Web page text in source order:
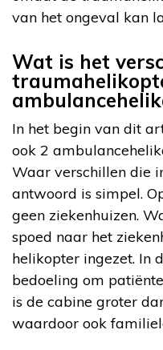
van het ongeval kan
Wat is het
In het begin van dit
ook 2
Waar verschillen die
antwoord is simpel.
geen ziekenhuizen.
spoed naar het
helikopter ingezet. In
bedoeling om
is de cabine groter
waardoor ook